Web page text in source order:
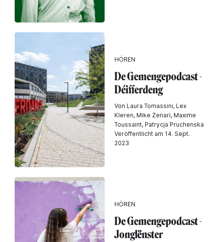
HÖREN
De Gemengepodcast -
Déifferdeng
Von Laura Tomassini, Lex
Kleren, Mike Zenari, Maxime
Toussaint, Patrycja Pruchenska
Veröffentlicht am 14. Sept.
2023
HÖREN
De Gemengepodcast -
Jonglënster